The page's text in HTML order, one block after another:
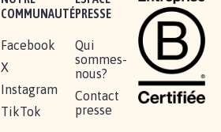
COMMUNAUTÉ
Facebook
X
Instagram
TikTok
PRESSE
Qui
sommes-
nous?
Contact
presse